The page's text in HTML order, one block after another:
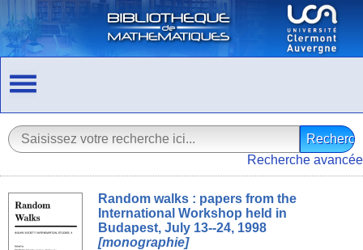
Recherche avancée
Random walks : papers from the
International Workshop held in
Budapest, July 13--24, 1998
[monographie]